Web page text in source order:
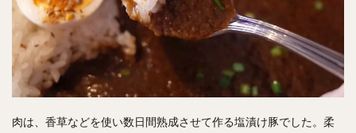
肉は、香草などを使い数日間熟成させて作る塩漬け豚でした。柔